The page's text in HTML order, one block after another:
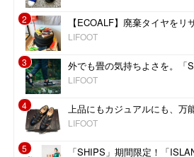
2
LIFOOT
3
LIFOOT
4
LIFOOT
5